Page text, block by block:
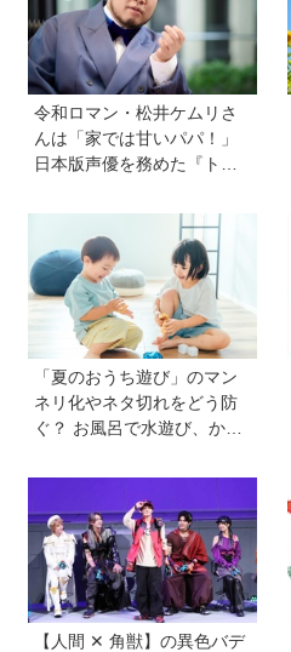
令和ロマン・松井ケムリさ
んは「家では甘いパパ！」
日本版声優を務めた『ト
ジタル機器と子どもの関わ
り方に悩むパパママに観て
ほしい。子どもが観ればお
もちゃへの気持ちが変わる
かも！？」
「夏のおうち遊び」のマン
ネリ化やネタ切れをどう防
ぐ？ お風呂で水遊び、かき
に聞いたアイデアを紹介！
【HugKum総研】
【人間 ✕ 角獣】の異色バデ